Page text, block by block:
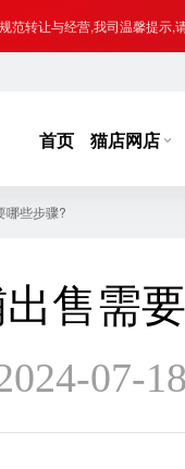
范转让与经营,我司温馨提示
铺后，存在试图规避平台监
范转让与经营,我司温馨提示
首页 猫店网店
哪些步骤?
售需
07-